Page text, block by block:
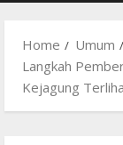
Home
Umum
Langkah
Kejagung